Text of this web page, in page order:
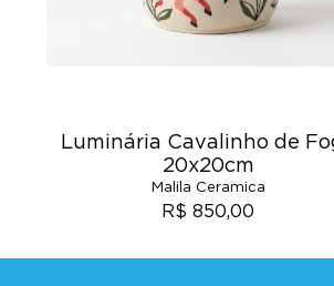
Luminária Cavalinho de
20x20cm
Malila Ceramica
R$ 850,00